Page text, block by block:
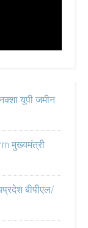
यूपी जमीन
मुख्यमंत्री
बीपीएल/